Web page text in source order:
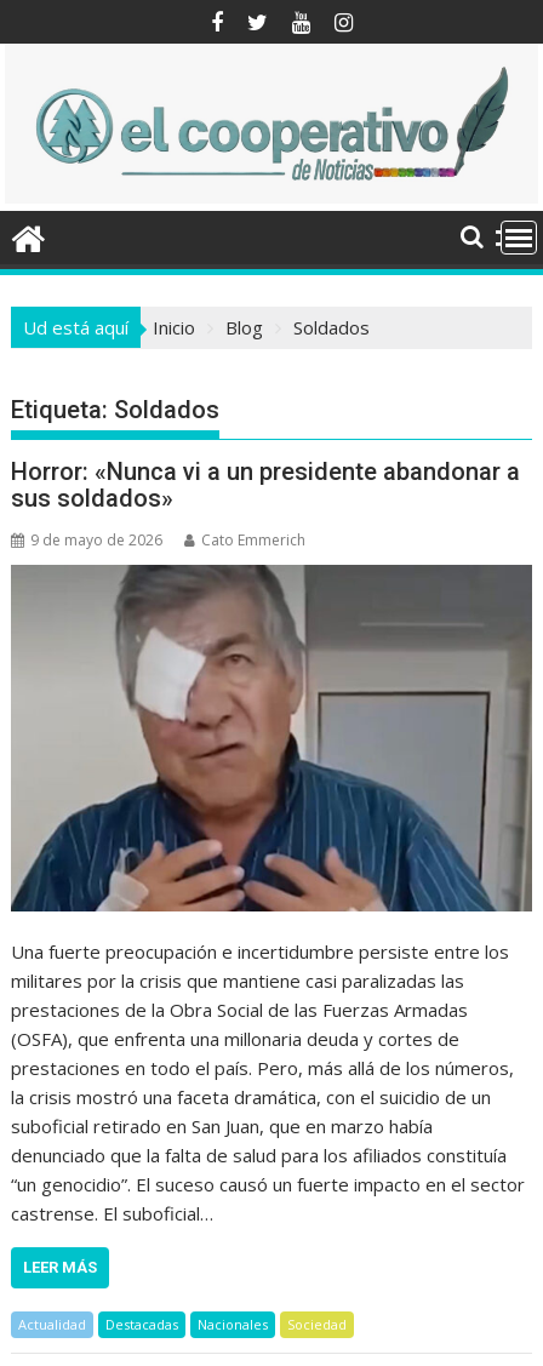
al
Ud está aquí Inicio Blog Soldados
Etiqueta: Soldados
Horror: «Nunca vi a un presidente abandonar a
sus soldados»
9 de mayo de 2026 Cato Emmerich
Una fuerte preocupación e incertidumbre persiste entre los
militares por la crisis que mantiene casi paralizadas las
prestaciones de la Obra Social de las Fuerzas Armadas
(OSFA), que enfrenta una millonaria deuda y cortes de
prestaciones en todo el país. Pero, más allá de los números,
la crisis mostró una faceta dramática, con el suicidio de un
suboficial retirado en San Juan, que en marzo había
denunciado que la falta de salud para los afiliados constituía
“un genocidio”. El suceso causó un fuerte impacto en el sector
castrense. El suboficial…
LEER MÁS
Actualidad Destacadas Nacionales Sociedad